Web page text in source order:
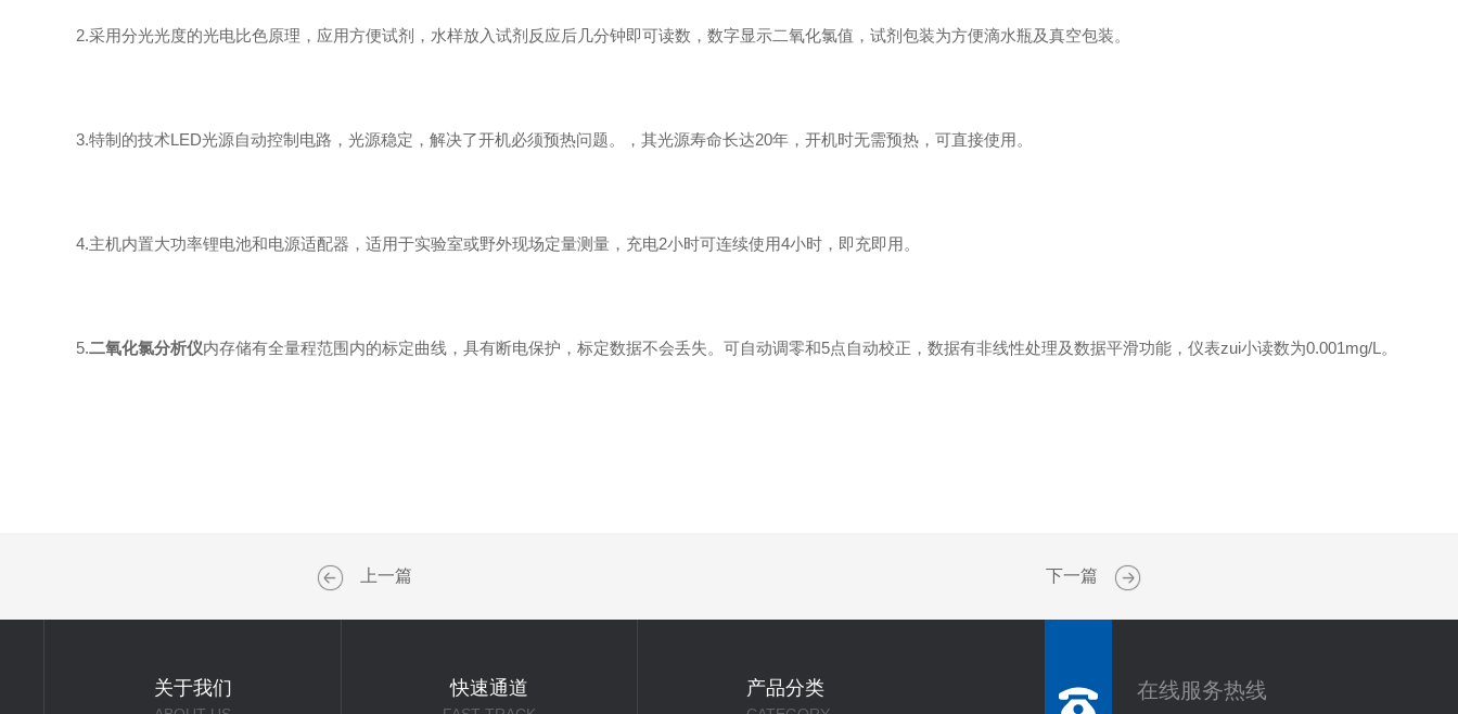
2.采用分光光度的光电比色原理，应用方便试剂，水样放入试剂反应后几分钟即可读数，数字显示二氧化氯值，试剂包装为方便滴水瓶及真空包装。
3.特制的技术LED光源自动控制电路，光源稳定，解决了开机必须预热问题。，其光源寿命长达20年，开机时无需预热，可直接使用。
4.主机内置大功率锂电池和电源适配器，适用于实验室或野外现场定量测量，充电2小时可连续使用4小时，即充即用。
5.二氧化氯分析仪内存储有全量程范围内的标定曲线，具有断电保护，标定数据不会丢失。可自动调零和5点自动校正，数据有非线性处理及数据平滑功能，仪表zui小读数为0.001mg/L。
上一篇 下一篇
关于我们 快速通道 产品分类 在线服务热线